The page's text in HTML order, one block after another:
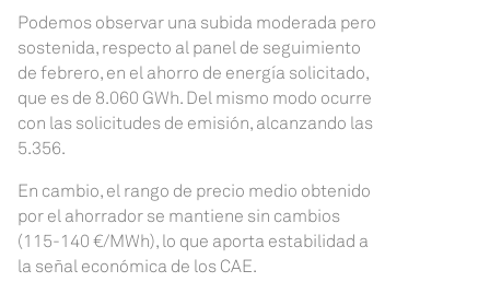
Podemos observar una subida moderada pero
sostenida, respecto al panel de seguimiento
de febrero, en el ahorro de energía solicitado,
que es de 8.060 GWh. Del mismo modo ocurre
con las solicitudes de emisión, alcanzando las
5.356.
En cambio, el rango de precio medio obtenido
por el ahorrador se mantiene sin cambios
(115-140 €/MWh), lo que aporta estabilidad a
la señal económica de los CAE.